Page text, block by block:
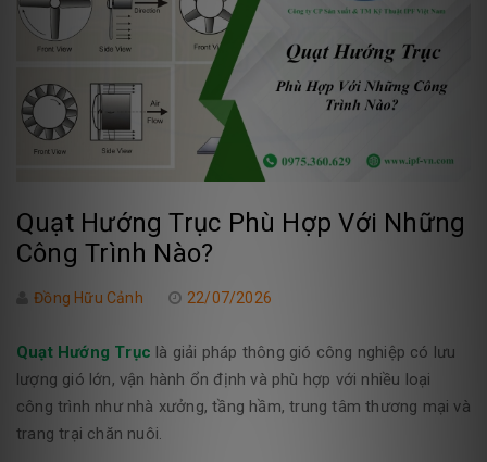
Quạt Hướng Trục Phù Hợp Với Những
Công Trình Nào?
Đồng Hữu Cảnh 22/07/2026
Quạt Hướng Trục là giải pháp thông gió công nghiệp có lưu
lượng gió lớn, vận hành ổn định và phù hợp với nhiều loại
công trình như nhà xưởng, tầng hầm, trung tâm thương mại và
trang trại chăn nuôi.